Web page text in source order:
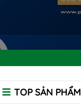
TOP SẢN PHẨM